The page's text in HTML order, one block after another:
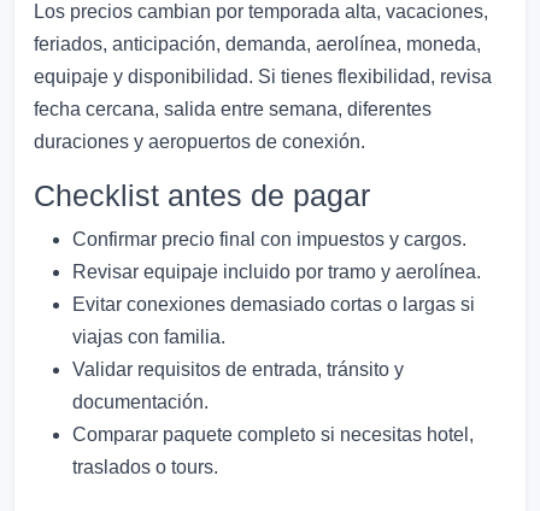
Los precios cambian por temporada alta, vacaciones,
feriados, anticipación, demanda, aerolínea, moneda,
equipaje y disponibilidad. Si tienes flexibilidad, revisa
fecha cercana, salida entre semana, diferentes
duraciones y aeropuertos de conexión.
Checklist antes de pagar
Confirmar precio final con impuestos y cargos.
Revisar equipaje incluido por tramo y aerolínea.
Evitar conexiones demasiado cortas o largas si
viajas con familia.
Validar requisitos de entrada, tránsito y
documentación.
Comparar paquete completo si necesitas hotel,
traslados o tours.